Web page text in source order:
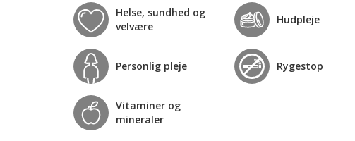
Helse, sundhed og
velvære
Hudpleje
Personlig pleje Rygestop
Vitaminer og
mineraler